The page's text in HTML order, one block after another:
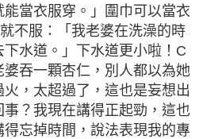
能當衣服穿。」圍巾可以當衣
不服：「我老婆在洗澡的時
水道。」下水道更小啦！C
吞一顆杏仁，別人都以為她
，太超過了，這也是妄想出
？我現在講得正起勁，這也
得忘掉時間，說法表現我的專